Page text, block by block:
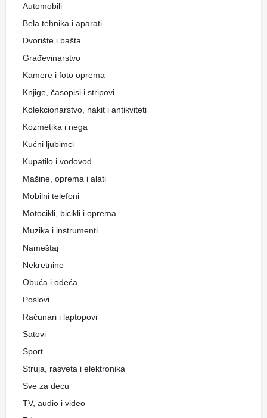
Automobili
Bela tehnika i aparati
Dvorište i bašta
Građevinarstvo
Kamere i foto oprema
Knjige, časopisi i stripovi
Kolekcionarstvo, nakit i antikviteti
Kozmetika i nega
Kućni ljubimci
Kupatilo i vodovod
Mašine, oprema i alati
Mobilni telefoni
Motocikli, bicikli i oprema
Muzika i instrumenti
Nameštaj
Nekretnine
Obuća i odeća
Poslovi
Računari i laptopovi
Satovi
Sport
Struja, rasveta i elektronika
Sve za decu
TV, audio i video